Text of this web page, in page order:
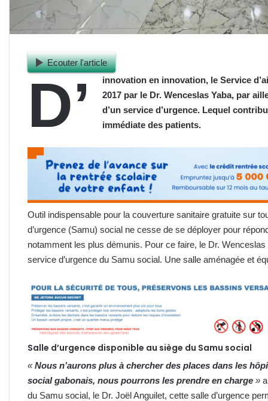
Ecouter l'article
D’
innovation en innovation, le Service
2017 par le Dr. Wenceslas Yaba, par
d’un service d’urgence. Lequel
immédiate des patients.
Outil indispensable pour la couverture sanitaire gratuite sur
d’urgence (Samu) social ne cesse de se déployer pour
notamment les plus démunis. Pour ce faire, le Dr.
service d’urgence du Samu social. Une salle aménagée et
Salle d’urgence disponible au siège du Samu social
«Nous n’aurons plus à chercher des places dans les
social gabonais, nous pourrons les prendre en charge »
du Samu social, le Dr. Joël Anguilet, cette salle d’urgence